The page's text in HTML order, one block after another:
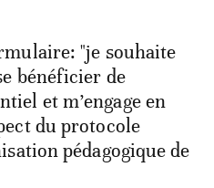
"je souhaite
bénéficier de
et m’engage en
du protocole
pédagogique de